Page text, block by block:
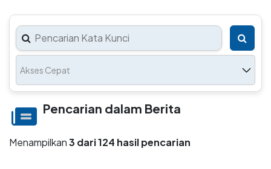
Akses Cepat
Pencarian dalam Berita
Menampilkan3 dari 124 hasil pencarian